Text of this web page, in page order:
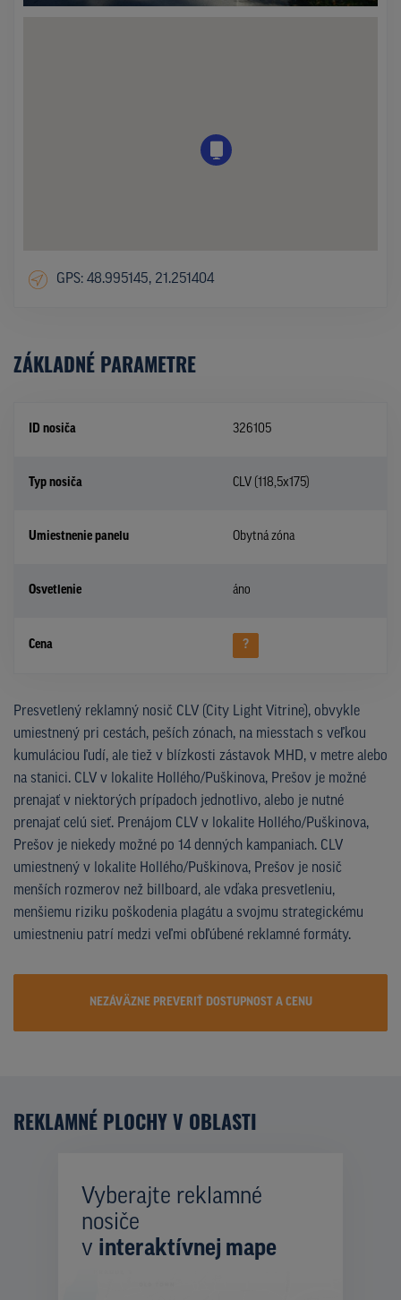
GPS: 48.995145, 21.251404
ZÁKLADNÉ PARAMETRE
ID nosiča 326105
Typ nosiča CLV (118,5x175)
Umiestnenie panelu Obytná zóna
Osvetlenie áno
Cena ?
Presvetlený reklamný nosič CLV (City Light Vitrine), obvykle
umiestnený pri cestách, peších zónach, na miesstach s veľkou
kumuláciou ľudí, ale tiež v blízkosti zástavok MHD, v metre alebo
na stanici. CLV v lokalite Hollého/Puškinova, Prešov je možné
prenajať v niektorých prípadoch jednotlivo, alebo je nutné
prenajať celú sieť. Prenájom CLV v lokalite Hollého/Puškinova,
Prešov je niekedy možné po 14 denných kampaniach. CLV
umiestnený v lokalite Hollého/Puškinova, Prešov je nosič
menších rozmerov než billboard, ale vďaka presvetleniu,
menšiemu riziku poškodenia plagátu a svojmu strategickému
umiestneniu patrí medzi veľmi obľúbené reklamné formáty.
NEZÁVÄZNE PREVERIŤ DOSTUPNOST A CENU
REKLAMNÉ PLOCHY V OBLASTI
Vyberajte reklamné
nosiče
v interaktívnej mape